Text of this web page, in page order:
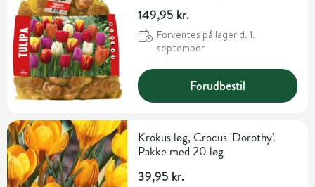
149,95 kr.
Forventes på lager d. 1.
september
Forudbestil
Krokus løg, Crocus 'Dorothy'.
Pakke med 20 løg
39,95 kr.